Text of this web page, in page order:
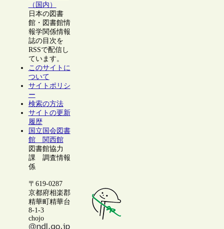
（国内）
日本の図書
館・図書館情
報学関係情報
誌の目次を
RSSで配信し
ています。
このサイトに
ついて
サイトポリシ
ー
検索の方法
サイトの更新
履歴
国立国会図書
館 関西館
図書館協力
課 調査情報
係
〒619-0287
京都府相楽郡
精華町精華台
8-1-3
chojo